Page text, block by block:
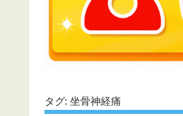
タグ: 坐骨神経痛